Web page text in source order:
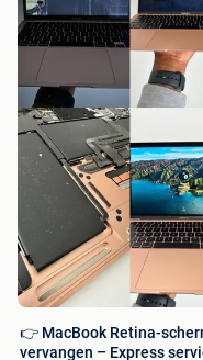
👉 MacBook Retina-
vervangen – Express